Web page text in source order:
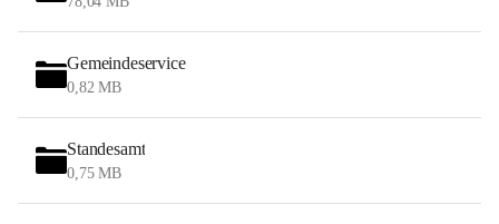
Gemeindeservice
0,82 MB
Standesamt
0,75 MB